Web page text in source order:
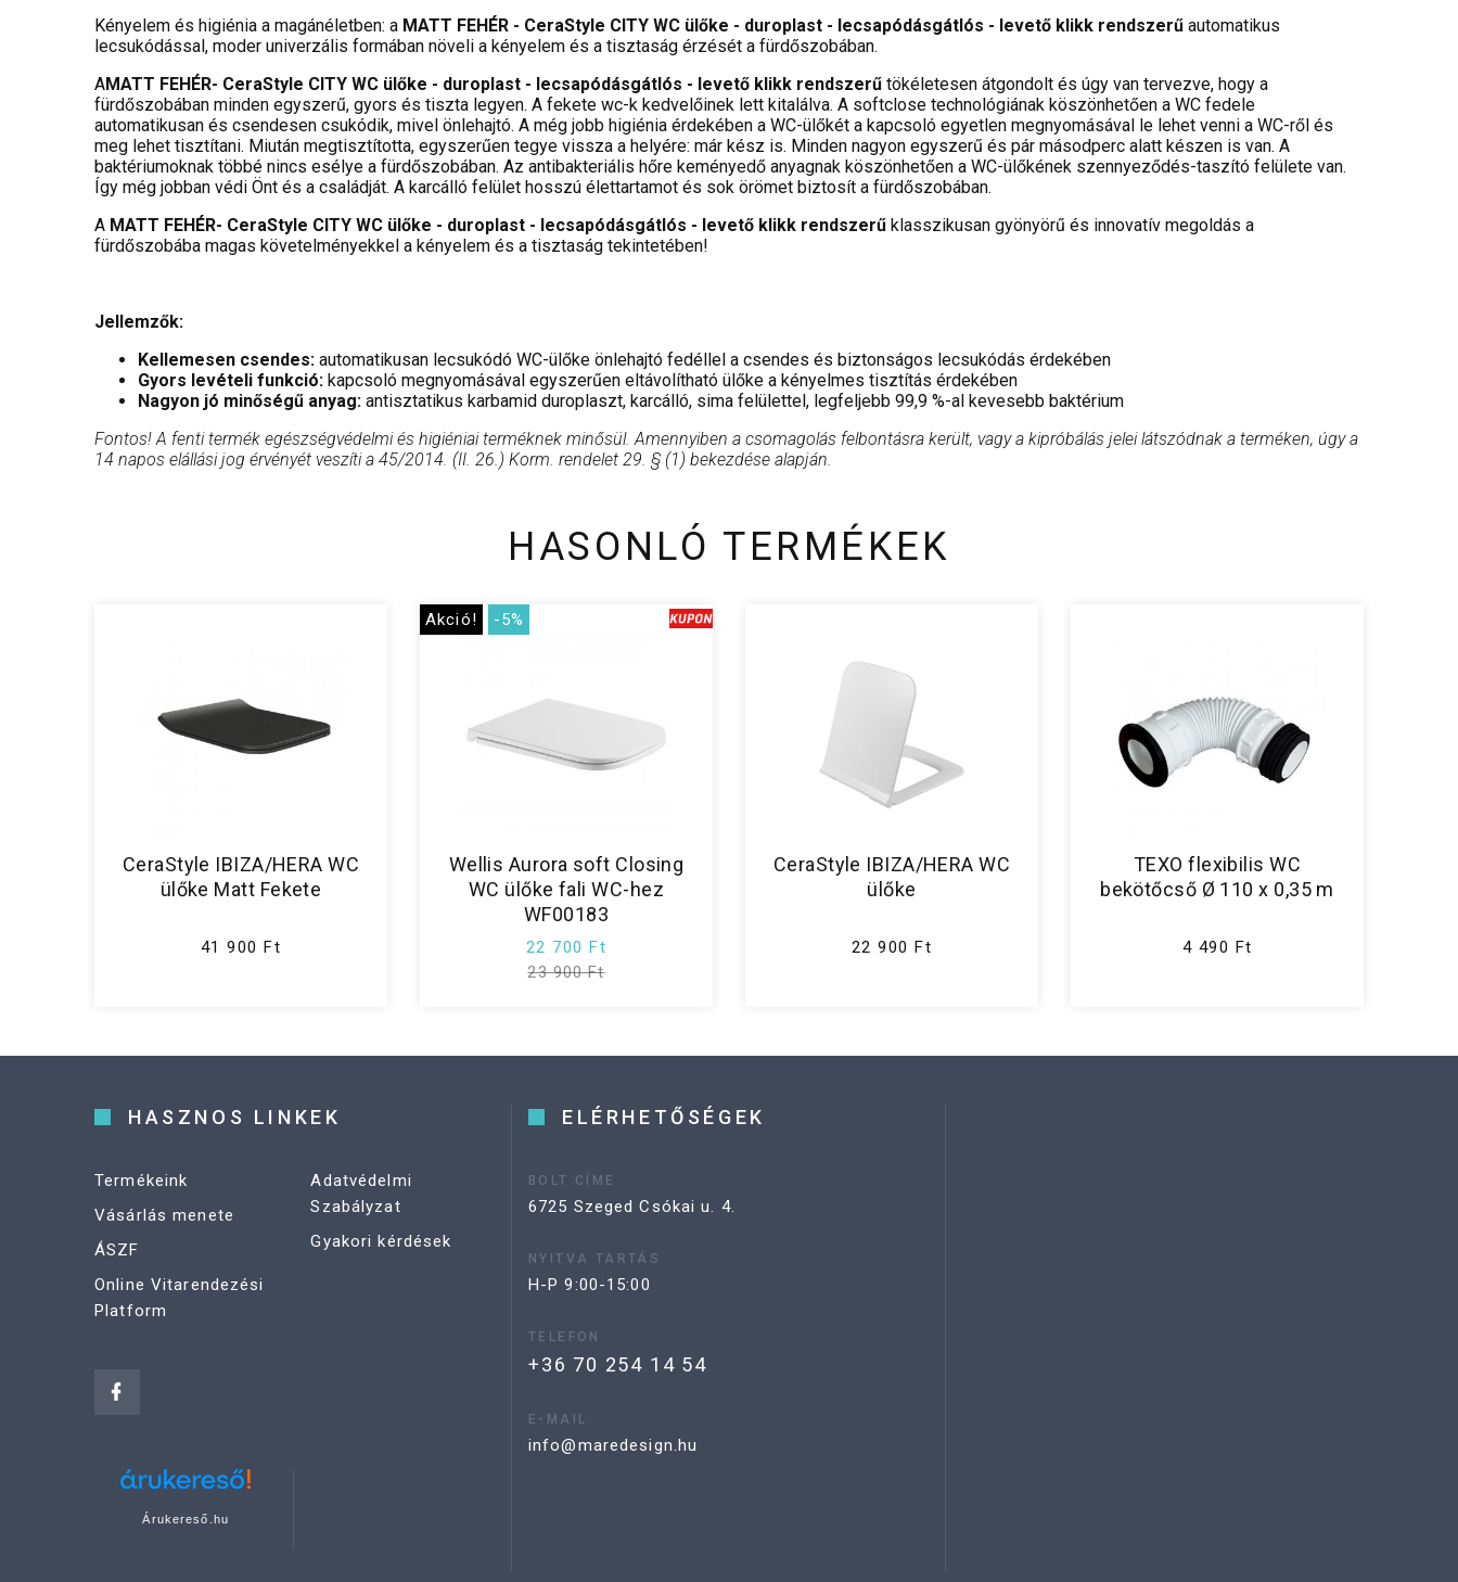
Kényelem és higiénia a magánéletben: a MATT FEHÉR - CeraStyle CITY WC ülőke - duroplast - lecsapódásgátlós - levető klikk rendszerű automatikus
lecsukódással, moder univerzális formában növeli a kényelem és a tisztaság érzését a fürdőszobában.
AMATT FEHÉR- CeraStyle CITY WC ülőke - duroplast - lecsapódásgátlós - levető klikk rendszerű tökéletesen átgondolt és úgy van tervezve, hogy a
fürdőszobában minden egyszerű, gyors és tiszta legyen. A fekete wc-k kedvelőinek lett kitalálva. A softclose technológiának köszönhetően a WC fedele
automatikusan és csendesen csukódik, mivel önlehajtó. A még jobb higiénia érdekében a WC-ülőkét a kapcsoló egyetlen megnyomásával le lehet venni a WC-ről és
meg lehet tisztítani. Miután megtisztította, egyszerűen tegye vissza a helyére: már kész is. Minden nagyon egyszerű és pár másodperc alatt készen is van. A
baktériumoknak többé nincs esélye a fürdőszobában. Az antibakteriális hőre keményedő anyagnak köszönhetően a WC-ülőkének szennyeződés-taszító felülete van.
Így még jobban védi Önt és a családját. A karcálló felület hosszú élettartamot és sok örömet biztosít a fürdőszobában.
A MATT FEHÉR- CeraStyle CITY WC ülőke - duroplast - lecsapódásgátlós - levető klikk rendszerű klasszikusan gyönyörű és innovatív megoldás a
fürdőszobába magas követelményekkel a kényelem és a tisztaság tekintetében!
Jellemzők:
Kellemesen csendes: automatikusan lecsukódó WC-ülőke önlehajtó fedéllel a csendes és biztonságos lecsukódás érdekében
Gyors levételi funkció: kapcsoló megnyomásával egyszerűen eltávolítható ülőke a kényelmes tisztítás érdekében
Nagyon jó minőségű anyag: antisztatikus karbamid duroplaszt, karcálló, sima felülettel, legfeljebb 99,9 %-al kevesebb baktérium
Fontos! A fenti termék egészségvédelmi és higiéniai terméknek minősül. Amennyiben a csomagolás felbontásra került, vagy a kipróbálás jelei látszódnak a terméken, úgy a
14 napos elállási jog érvényét veszíti a 45/2014. (II. 26.) Korm. rendelet 29. § (1) bekezdése alapján.
HASONLÓ TERMÉKEK
CeraStyle IBIZA/HERA WC
ülőke Matt Fekete
41 900 Ft
Akció! -5%
Wellis Aurora soft Closing
WC ülőke fali WC-hez
WF00183
22 700 Ft
23 900 Ft
CeraStyle IBIZA/HERA WC
ülőke
22 900 Ft
TEXO flexibilis WC
bekötőcső Ø 110 x 0,35 m
4 490 Ft
HASZNOS LINKEK
Termékeink
Vásárlás menete
ÁSZF
Online Vitarendezési
Platform
Adatvédelmi
Szabályzat
Gyakori kérdések
Árukereső.hu
ELÉRHETŐSÉGEK
BOLT CÍME
6725 Szeged Csókai u. 4.
NYITVA TARTÁS
H-P 9:00-15:00
TELEFON
+36 70 254 14 54
E-MAIL
info@maredesign.hu